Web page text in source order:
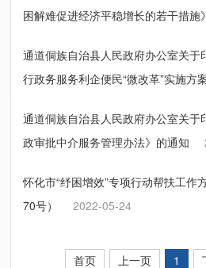
困解难促进经济平稳增长的若干措施
通道侗族自治县人民政府办公室关于
行政务服务利企便民“微改革”实施方
通道侗族自治县人民政府办公室关于
政审批中介服务管理办法》的通知
怀化市“纾困增效”专项行动帮扶工作
70号）
2022-05-24
首页 上一页 1